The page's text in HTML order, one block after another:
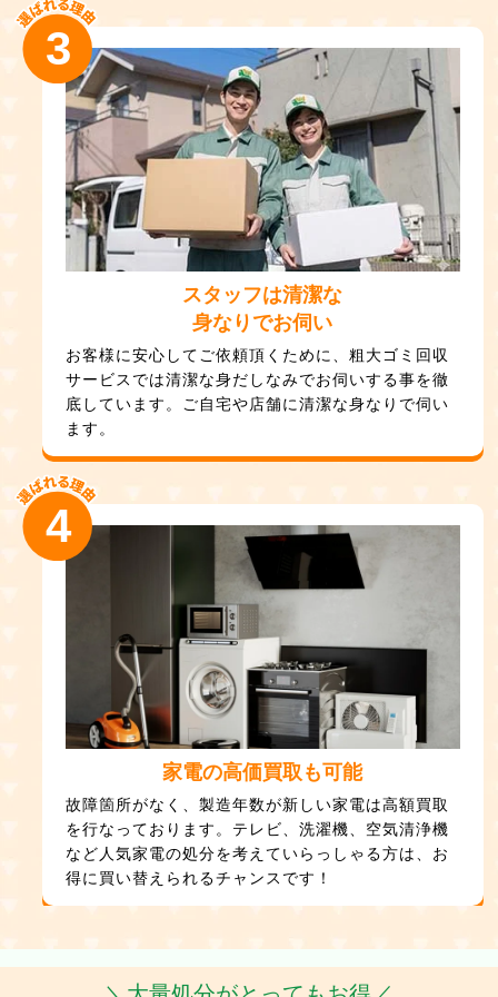
スタッフは清潔な
身なりでお伺い
お客様に安心してご依頼頂くために、粗大ゴミ回収
サービスでは清潔な身だしなみでお伺いする事を徹
底しています。ご自宅や店舗に清潔な身なりで伺い
ます。
3
家電の高価買取も可能
故障箇所がなく、製造年数が新しい家電は高額買取
を行なっております。テレビ、洗濯機、空気清浄機
など人気家電の処分を考えていらっしゃる方は、お
得に買い替えられるチャンスです！
4